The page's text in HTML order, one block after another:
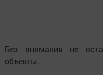
Без внимания не
объекты.